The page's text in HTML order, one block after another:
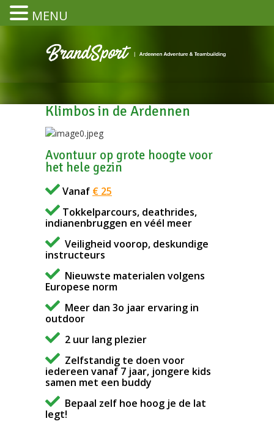
Klimbos in de Ardennen
Avontuur op grote hoogte voor
het hele gezin
Vanaf € 25
Tokkelparcours, deathrides,
indianenbruggen en véél meer
Veiligheid voorop, deskundige
instructeurs
Nieuwste materialen volgens
Europese norm
Meer dan 3o jaar ervaring in
outdoor
2 uur lang plezier
Zelfstandig te doen voor
iedereen vanaf 7 jaar, jongere kids
samen met een buddy
Bepaal zelf hoe hoog je de lat
legt!
MENU